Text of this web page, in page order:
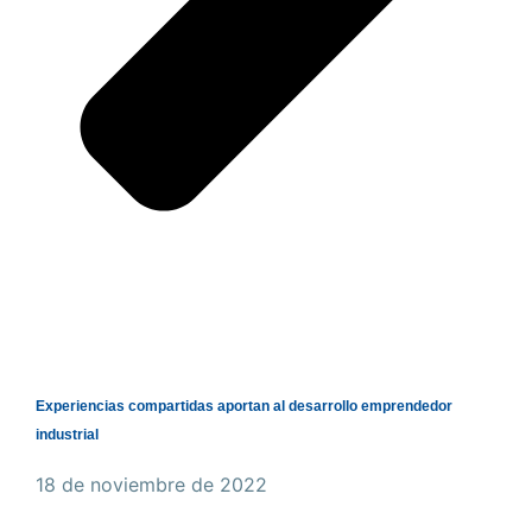
Experiencias compartidas aportan al desarrollo emprendedor
industrial
18 de noviembre de 2022